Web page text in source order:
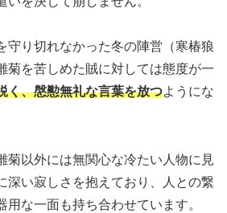
守り切れなかった冬の陣営（寒椿狼
菊を苦しめた賊に対しては態度が一
く、慇懃無礼な言葉を放つようにな
菊以外には無関心な冷たい人物に見
深い寂しさを抱えており、人との繋
用な一面も持ち合わせています。